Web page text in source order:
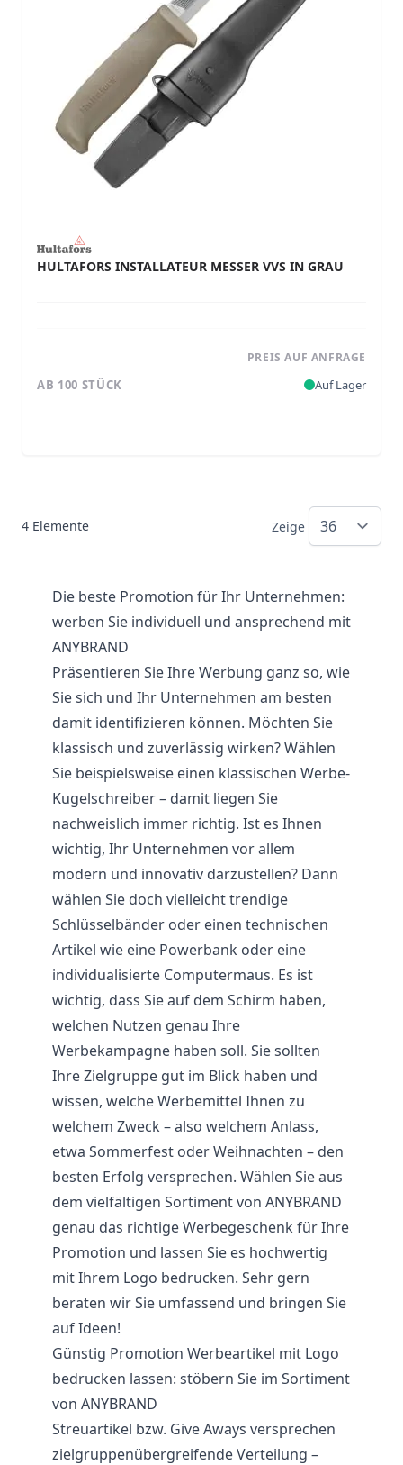
HULTAFORS INSTALLATEUR MESSER VVS IN GRAU
PREIS AUF ANFRAGE
AB 100 STÜCK Auf Lager
4 Elemente Zeige
Die beste Promotion für Ihr Unternehmen:
werben Sie individuell und ansprechend mit
ANYBRAND
Präsentieren Sie Ihre Werbung ganz so, wie
Sie sich und Ihr Unternehmen am besten
damit identifizieren können. Möchten Sie
klassisch und zuverlässig wirken? Wählen
Sie beispielsweise einen klassischen Werbe-
Kugelschreiber – damit liegen Sie
nachweislich immer richtig. Ist es Ihnen
wichtig, Ihr Unternehmen vor allem
modern und innovativ darzustellen? Dann
wählen Sie doch vielleicht trendige
Schlüsselbänder oder einen technischen
Artikel wie eine Powerbank oder eine
individualisierte Computermaus. Es ist
wichtig, dass Sie auf dem Schirm haben,
welchen Nutzen genau Ihre
Werbekampagne haben soll. Sie sollten
Ihre Zielgruppe gut im Blick haben und
wissen, welche Werbemittel Ihnen zu
welchem Zweck – also welchem Anlass,
etwa Sommerfest oder Weihnachten – den
besten Erfolg versprechen. Wählen Sie aus
dem vielfältigen Sortiment von ANYBRAND
genau das richtige Werbegeschenk für Ihre
Promotion und lassen Sie es hochwertig
mit Ihrem Logo bedrucken. Sehr gern
beraten wir Sie umfassend und bringen Sie
auf Ideen!
Günstig Promotion Werbeartikel mit Logo
bedrucken lassen: stöbern Sie im Sortiment
von ANYBRAND
Streuartikel bzw. Give Aways versprechen
zielgruppenübergreifende Verteilung –